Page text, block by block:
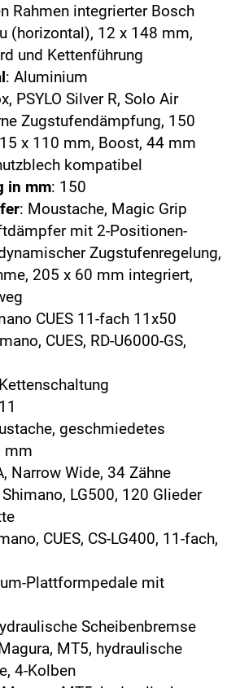
Rahmen integrierter Bosch
(horizontal), 12 x 148 mm,
und Kettenführung
: Aluminium
PSYLO Silver R, Solo Air
Zugstufendämpfung, 150
x 110 mm, Boost, 44 mm
kompatibel
in mm: 150
: Moustache, Magic Grip
mit 2-Positionen-
Zugstufenregelung,
205 x 60 mm integriert,
CUES 11-fach 11x50
CUES, RD-U6000-GS,
geschmiedetes
mm
Narrow Wide, 34 Zähne
Shimano, LG500, 120 Glieder
CUES, CS-LG400, 11-fach,
Plattformpedale mit
Scheibenbremse
MT5, hydraulische
4-Kolben